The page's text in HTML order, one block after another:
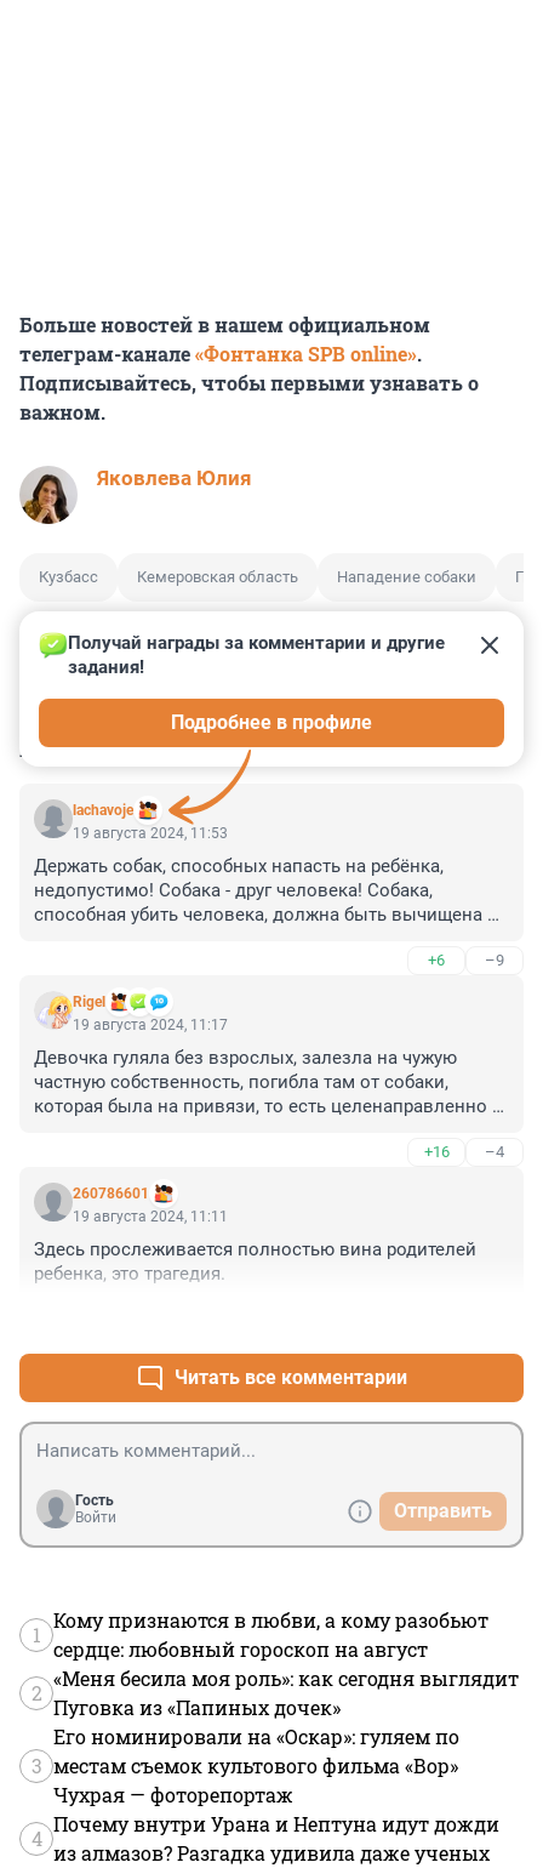
Больше новостей в нашем официальном
телеграм-канале«Фонтанка SPB online».
Подписывайтесь, чтобы первыми узнавать о
важном.
Яковлева Юлия
Кузбасс Кемеровская область Нападение собаки
КОММЕНТАРИИ 9
lachavoje
Получай награды за комментарии и другие
задания!
Подробнее в профиле
19 августа 2024, 11:53
Держать собак, способных напасть на ребёнка,
недопустимо! Собака - друг человека! Собака,
способная убить человека, должна быть вычищена из
+6 –9
Rigel
19 августа 2024, 11:17
Девочка гуляла без взрослых, залезла на чужую
частную собственность, погибла там от собаки,
которая была на привязи, то есть целенаправленно
+16 –4
260786601
19 августа 2024, 11:11
Здесь прослеживается полностью вина родителей
ребенка, это трагедия.
Читать все комментарии
Гость
Войти
Отправить
1
Кому признаются в любви, а кому разобьют
сердце: любовный гороскоп на август
2
«Меня бесила моя роль»: как сегодня выглядит
Пуговка из «Папиных дочек»
3
Его номинировали на «Оскар»: гуляем по
местам съемок культового фильма «Вор»
Чухрая — фоторепортаж
4
Почему внутри Урана и Нептуна идут дожди
из алмазов? Разгадка удивила даже ученых